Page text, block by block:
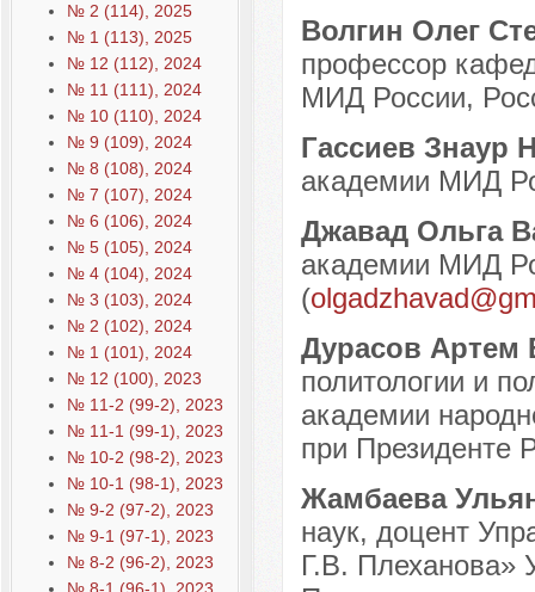
№ 2 (114), 2025
№ 1 (113), 2025
№ 12 (112), 2024
№ 11 (111), 2024
№ 10 (110), 2024
№ 9 (109), 2024
№ 8 (108), 2024
№ 7 (107), 2024
№ 6 (106), 2024
№ 5 (105), 2024
№ 4 (104), 2024
№ 3 (103), 2024
№ 2 (102), 2024
№ 1 (101), 2024
№ 12 (100), 2023
№ 11-2 (99-2), 2023
№ 11-1 (99-1), 2023
№ 10-2 (98-2), 2023
№ 10-1 (98-1), 2023
№ 9-2 (97-2), 2023
№ 9-1 (97-1), 2023
№ 8-2 (96-2), 2023
Волгин Олег
профессор
МИД России,
Гассиев Знаур
академии МИД
Джавад Ольга
академии МИД
(
Дурасов Артем
политологии и
академии
при Президенте
Жамбаева
наук, доцент
Г.В. Плеханова»